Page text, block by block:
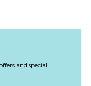
and special